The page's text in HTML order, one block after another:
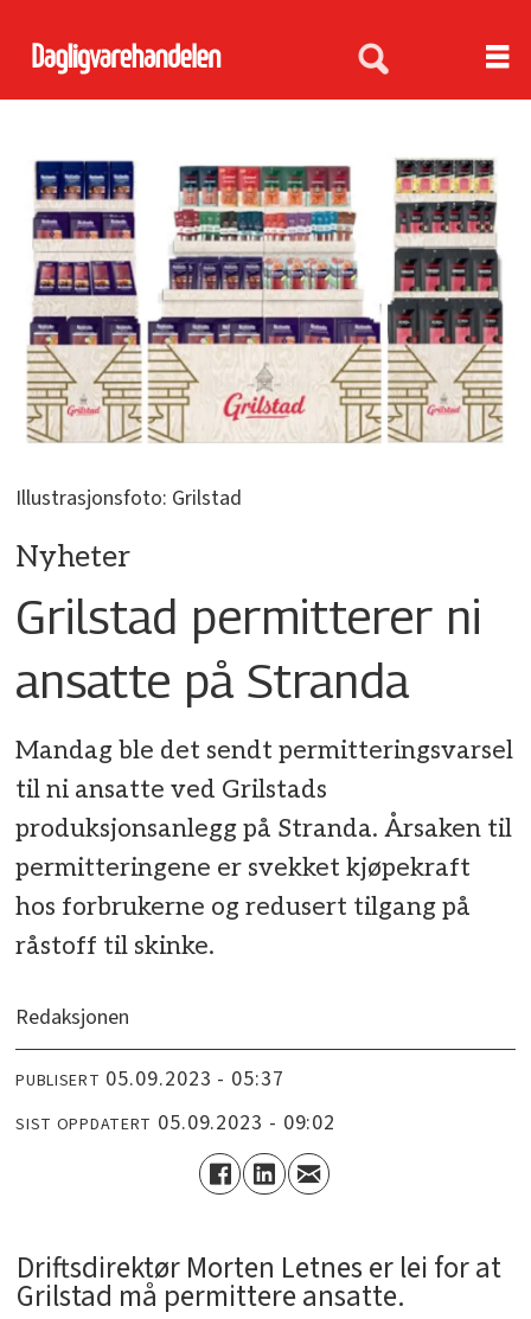
Illustrasjonsfoto: Grilstad
Nyheter
Grilstad permitterer ni
ansatte på Stranda
Mandag ble det sendt permitteringsvarsel
til ni ansatte ved Grilstads
produksjonsanlegg på Stranda. Årsaken til
permitteringene er svekket kjøpekraft
hos forbrukerne og redusert tilgang på
råstoff til skinke.
Redaksjonen
PUBLISERT 05.09.2023 - 05:37
SIST OPPDATERT 05.09.2023 - 09:02
­Driftsdirektør Morten Letnes er lei for at
Grilstad må permittere ansatte.